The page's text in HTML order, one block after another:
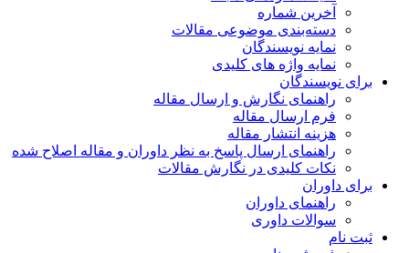
آخرین شماره
دسته‌بندی موضوعی مقالات
نمایه نویسندگان
نمایه واژه های کلیدی
برای نویسندگان
راهنمای نگارش و ارسال مقاله
فرم ارسال مقاله
هزینه انتشار مقاله
راهنمای ارسال پاسخ به نظر داوران و مقاله اصلاح شده
نکات کلیدی در نگارش مقالات
برای داوران
راهنمای داوران
سوالات داوری
ثبت نام